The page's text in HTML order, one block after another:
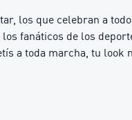
los que celebran a
los fanáticos de los
a toda marcha, tu